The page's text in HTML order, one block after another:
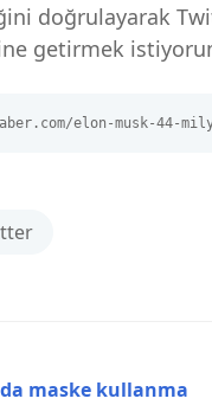
doğrulayarak
getirmek
elon-musk-
maske kullanma